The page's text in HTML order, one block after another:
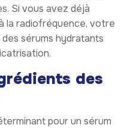
Si vous avez déjà
la radiofréquence, votre
sérums hydratants
des
pour un sérum